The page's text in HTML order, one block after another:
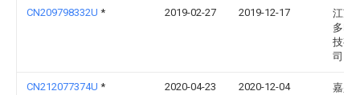
CN209798332U * 2019-02-27 2019-12-17
江苏
多印
技有
司
CN212077374U * 2020-04-23 2020-12-04
嘉兴